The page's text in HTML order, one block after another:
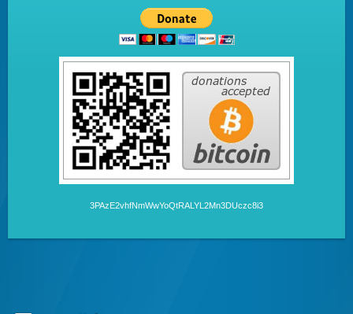
3PAzE2vhfNmWwYoQtRALYL2Mn3DUczc8i3